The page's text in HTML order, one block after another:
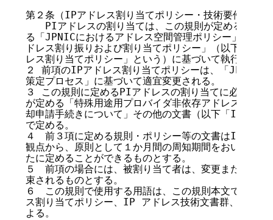
第２条（IPアドレス割り当てポリシー・技術要件、用
PIアドレスの割り当ては、この規則が定める事項の
る「JPNICにおけるアドレス空間管理ポリシー」およ
ドレス割り振りおよび割り当てポリシー」（以下これ
レス割り当てポリシー」という）に基づいて執行する。
２ 前項のIPアドレス割り当てポリシーは、「JPNIC
策定プロセス」に基づいて適宜変更される。
３ この規則に定めるPIアドレスの割り当てに必要な技
が定める「特殊用途用プロバイダ非依存アドレス割り
却申請手続きについて」その他の文書（以下「IPアド
で定める。
４　前３項に定める規則・ポリシー等の文書はIPアド
観点から、原則として１か月間の周知期間をおいたう
たに定めることができるものとする。
５　前項の場合には、被割り当て者は、変更または新
束されるものとする。
６　この規則で使用する用語は、この規則本文で定め
ス割り当てポリシー、IP アドレス技術文書群、その他
よる。